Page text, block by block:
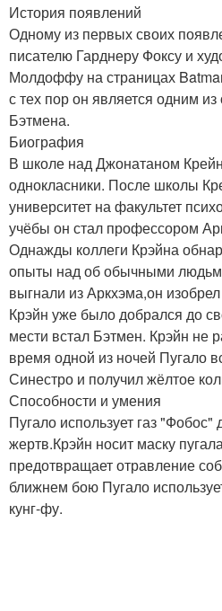
История появлений
Одному из первых своих
писателю Гарднеру Фоксу и
Молдоффу на страницах
с тех пор он является одним
Бэтмена.
Биография
В школе над Джонатаном
однокласники. После школы
университет на факультет
учёбы он стал профессором
Однажды коллеги Крэйна
опыты над об обычными
выгнали из Аркхэма,он
Крэйн уже было добрался до
мести встал Бэтмен. Крэйн не
время одной из ночей Пугало
Синестро и получил жёлтое
Способности и умения
Пугало использует газ "Фобос"
жертв.Крэйн носит маску
предотвращает отравление
ближнем бою Пугало
кунг-фу.